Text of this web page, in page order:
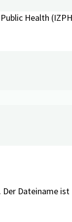
Health